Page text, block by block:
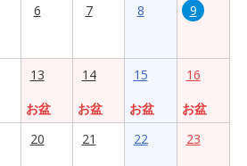
6 7 8 9
13
お盆
14
お盆
15
お盆
16
お盆
20 21 22 23